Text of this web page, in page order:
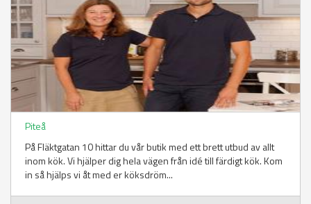
Piteå
På Fläktgatan 10 hittar du vår butik med ett brett utbud av allt
inom kök. Vi hjälper dig hela vägen från idé till färdigt kök. Kom
in så hjälps vi åt med er köksdröm...